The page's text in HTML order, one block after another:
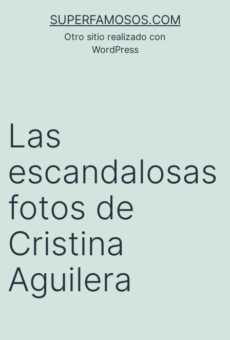
SUPERFAMOSOS.COM
Otro sitio realizado con
WordPress
Las
escandalosas
fotos de
Cristina
Aguilera